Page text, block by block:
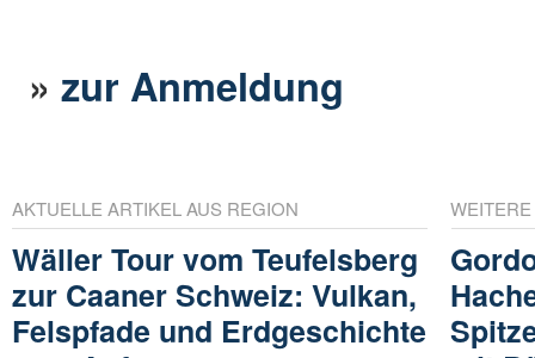
»zur Anmeldung
AKTUELLE ARTIKEL AUS REGION
Wäller Tour vom Teufelsberg
zur Caaner Schweiz: Vulkan,
Felspfade und Erdgeschichte